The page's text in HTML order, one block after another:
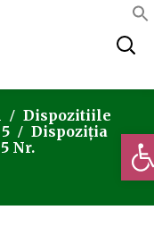
Dispozitiile
Dispoziția
Nr.